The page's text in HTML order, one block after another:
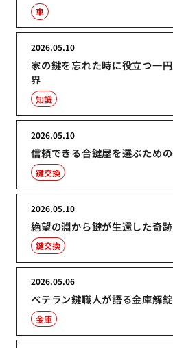
車
家の鍵を忘れた時に役立つ一
界
2026.05.10
知識
信頼できる合鍵屋を選ぶため
2026.05.10
鍵交換
絶望の淵から鍵が生還した奇
2026.05.10
鍵交換
ベテラン鍵職人が語る金庫解
2026.05.06
金庫